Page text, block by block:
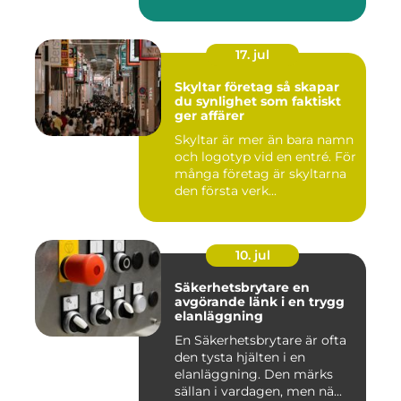
17. jul
Skyltar företag så skapar
du synlighet som faktiskt
ger affärer
Skyltar är mer än bara namn
och logotyp vid en entré. För
många företag är skyltarna
den första verk...
10. jul
Säkerhetsbrytare en
avgörande länk i en trygg
elanläggning
En Säkerhetsbrytare är ofta
den tysta hjälten i en
elanläggning. Den märks
sällan i vardagen, men nä...